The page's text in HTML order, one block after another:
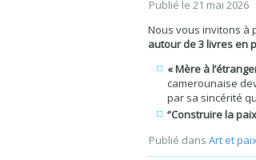
Publié le 21 mai 2026
Nous vous invitons à
autour de 3 livres en
« Mère à
camerounaise
par sa sincérité
“Construire la
Publié dans Art et paix